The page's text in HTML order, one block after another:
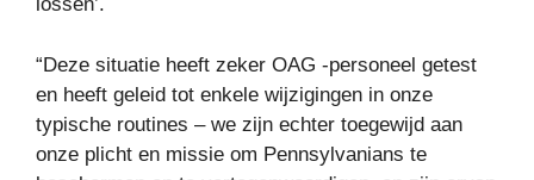
“Deze situatie heeft zeker OAG -personeel getest
en heeft geleid tot enkele wijzigingen in onze
typische routines – we zijn echter toegewijd aan
onze plicht en missie om Pennsylvanians te